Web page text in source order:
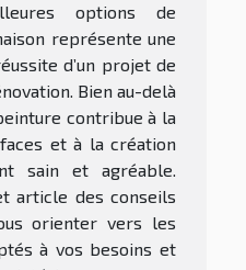
options de
représente une
d’un projet de
Bien au-delà
contribue à la
et à la création
sain et agréable.
article des conseils
orienter vers les
à vos besoins et